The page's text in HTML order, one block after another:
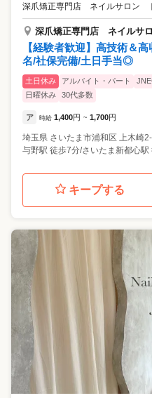
深爪矯正専門店 ネイルサロン
深爪矯正専門店 ネイルサ
【経験者歓迎】高技術＆
名/社保完備/土日手当◎
土日休み アルバイト・パート
日曜休み
30代多数
ア 時給 1,400円 ~ 1,700円
埼玉県 さいたま市浦和区 上木崎
与野駅 徒歩7分/さいたま新都心
キープする